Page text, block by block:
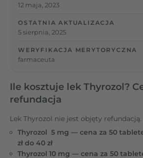
12 maja, 2023
OSTATNIA AKTUALIZACJA
5 sierpnia, 2025
WERYFIKACJA MERYTORYCZNA
farmaceuta
Ile kosztuje lek Thyrozol?
refundacja
Lek Thyrozol nie jest objęty refundacją.
Thyrozol 5 mg — cena za 50
zł do 40 zł
Thyrozol 10 mg — cena za 50